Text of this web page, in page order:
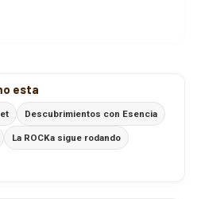
esta
Descubrimientos con Esencia
La ROCKa sigue rodando